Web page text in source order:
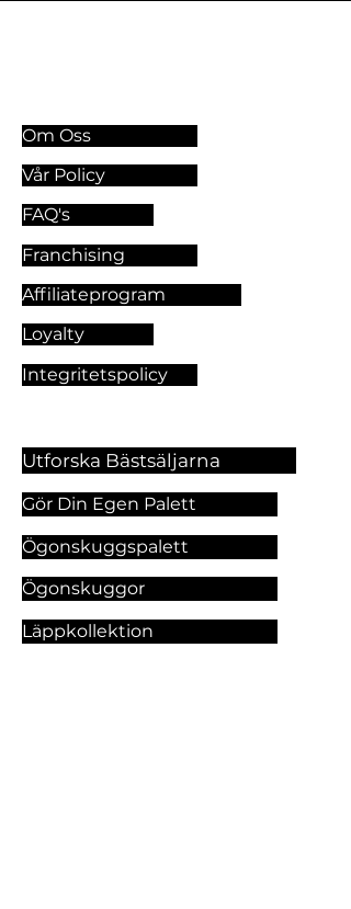
Om Oss
Vår Policy
FAQ's
Franchising
Affiliateprogram
Loyalty
Integritetspolicy
Utforska Bästsäljarna
Gör Din Egen Palett
Ögonskuggspalett
Ögonskuggor
Läppkollektion